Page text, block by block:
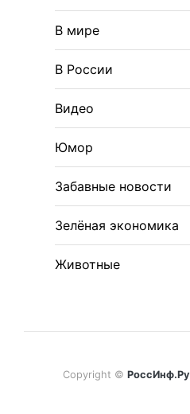
В мире
В России
Видео
Юмор
Забавные новости
Зелёная экономика
Животные
Copyright © РоссИнф.Ру